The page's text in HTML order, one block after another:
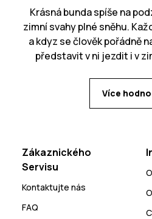
Krásná bunda spíše na
zimní svahy plné sněhu.
a kdyz se člověk pořádně
představit v ni jezdit i v
Více
Zákaznického
Servisu
Kontaktujte nás
FAQ